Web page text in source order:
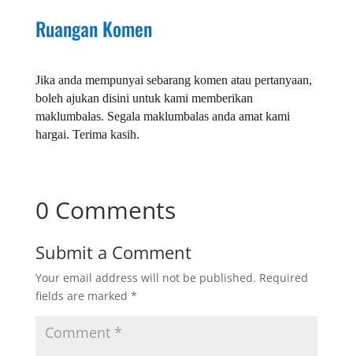
Ruangan Komen
Jika anda mempunyai sebarang komen atau pertanyaan,
boleh ajukan disini untuk kami memberikan
maklumbalas. Segala maklumbalas anda amat kami
hargai. Terima kasih.
0 Comments
Submit a Comment
Your email address will not be published. Required
fields are marked *